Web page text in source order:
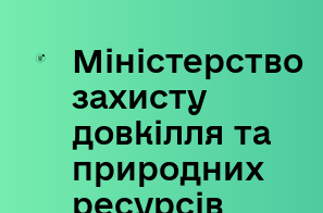
Skip
content
Міністерство
захисту
довкілля та
природних
ресурсів